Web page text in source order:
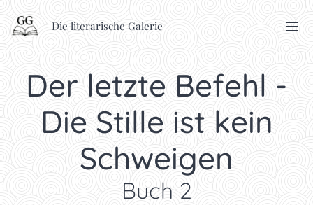
Die literarische Galerie
Der letzte Befehl -
Die Stille ist kein
Schweigen
Buch 2